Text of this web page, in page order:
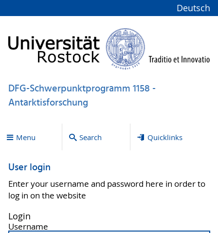
Deutsch
DFG-Schwerpunktprogramm 1158 -
Antarktisforschung
Menu Search Quicklinks
User login
Enter your username and password here in order to
log in on the website
Login
Username